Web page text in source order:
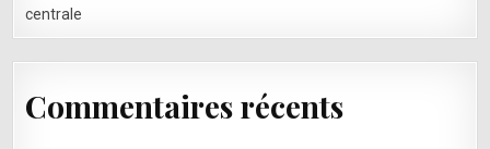
centrale
Commentaires récents